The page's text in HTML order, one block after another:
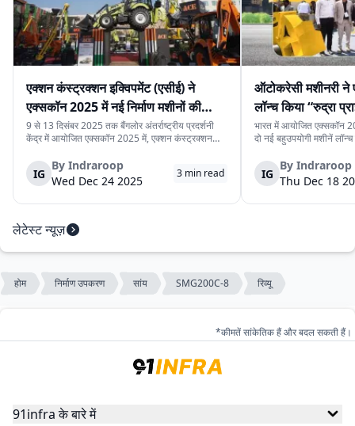
एक्शन कंस्ट्रक्शन इक्विपमेंट (एसीई) ने
एक्सकॉन 2025 में नई निर्माण मशीनों की
श्रृंखला पेश की
9 से 13 दिसंबर 2025 तक बैंगलोर अंतर्राष्ट्रीय प्रदर्शनी
केंद्र में आयोजित एक्सकॉन 2025 में, एक्शन कंस्ट्रक्शन
पेश की। यह नई मशीनें निर्माण स्थलों पर काम की गति, सुरक्षा
और संचालन को बेहतर बना...
IG
By Indraroop
Wed Dec 24 2025
3 min read
ऑटोकरेसी मशीनरी
लॉन्च किया “रुद्रा
प्राइम मिनी”
भारत में आयोजित एक्सकॉन
दो नई बहुउपयोगी मशीनें
प्रोजेक्ट, यूटिलिटी
बनाई गई हैं, जहाँ साइट...
IG
By Indraroop
Thu Dec 18
लेटेस्ट न्यूज़
होम निर्माण उपकरण सांय SMG200C-8 रिव्यू
*कीमतें सांकेतिक हैं और बदल सकती हैं।
91infra के बारे में